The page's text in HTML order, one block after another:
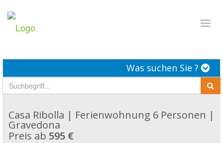
Was suchen Sie ?
Casa Ribolla | Ferienwohnung 6 Personen |
Gravedona
Preis ab 595 €